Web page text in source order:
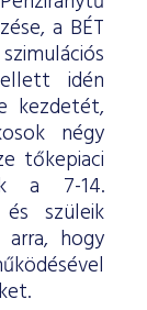
a BÉT
idén
kezdetét,
négy
tőkepiaci
a 7-14.
szüleik
hogy